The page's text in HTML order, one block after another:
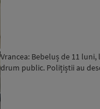
Vrancea: Bebeluș de 11
drum public. Polițiștii au